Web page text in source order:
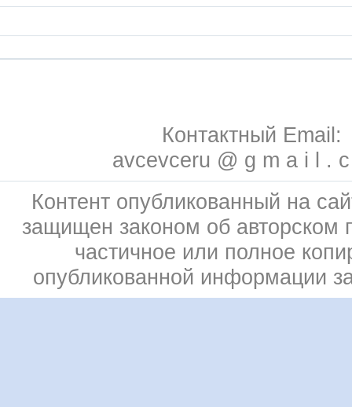
Контактный Email:
avcevceru @ g m a i l .
Контент опубликованный на
защищен законом об авторском
частичное или полное
опубликованной информации